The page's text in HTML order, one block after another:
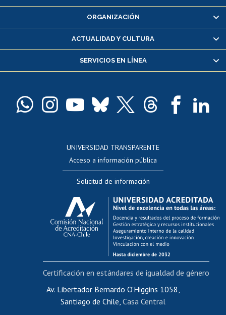
Inscripción y cambio de asignaturas
Consulta y certificado de notas
Servicio médico y dental
Pago de arancel y crédito alumnos
Docentes
Evaluación docente
Calificación académica
Postulación al AUCAI
Funcionarias/os
Cursos internos de capacitación
Bienestar del personal
Portal de movilidad interna
Certificado de renta
Certificado de renta honorarios
ORGANIZACIÓN
ACTUALIDAD Y CULTURA
SERVICIOS EN LÍNEA
UNIVERSIDAD TRANSPARENTE
Acceso a información pública
Solicitud de información
Av. Libertador Bernardo O'Higgins 1058,
Santiago de Chile, Casa Central
Certificación en estándares de igualdad de género